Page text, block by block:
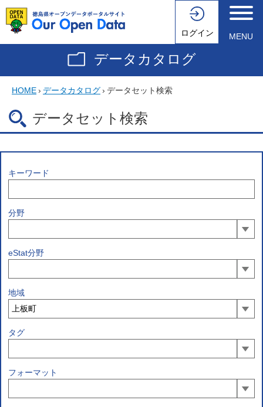
ログイン MENU
データカタログ
HOME› データカタログ› データセット検索
データセット検索
キーワード
分野
eStat分野
地域
タグ
フォーマット